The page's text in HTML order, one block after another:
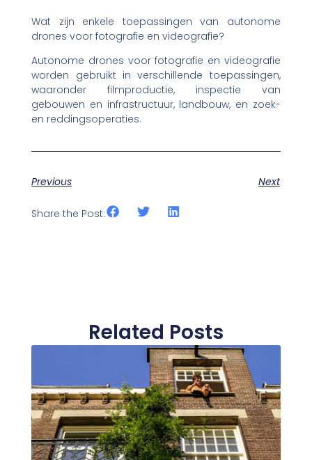
Wat zijn enkele toepassingen van autonome
drones voor fotografie en videografie?
Autonome drones voor fotografie en videografie
worden gebruikt in verschillende toepassingen,
waaronder filmproductie, inspectie van
gebouwen en infrastructuur, landbouw, en zoek-
en reddingsoperaties.
Previous Next
Share the Post:
Related Posts